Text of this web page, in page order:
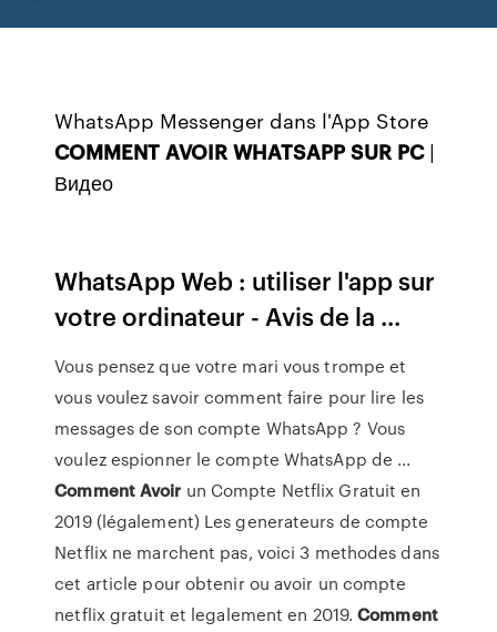
WhatsApp Messenger dans l'App Store
COMMENT AVOIR WHATSAPP SUR PC|
Видео
WhatsApp Web : utiliser l'app sur
votre ordinateur - Avis de la ...
Vous pensez que votre mari vous trompe et
vous voulez savoir comment faire pour lire les
messages de son compte WhatsApp ? Vous
voulez espionner le compte WhatsApp de ...
CommentAvoir un Compte Netflix Gratuit en
2019 (légalement) Les generateurs de compte
Netflix ne marchent pas, voici 3 methodes dans
cet article pour obtenir ou avoir un compte
netflix gratuit et legalement en 2019.Comment